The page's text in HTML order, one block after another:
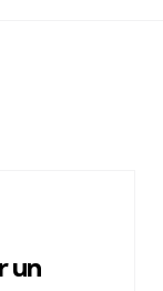
un